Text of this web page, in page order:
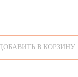
В КОРЗИНУ